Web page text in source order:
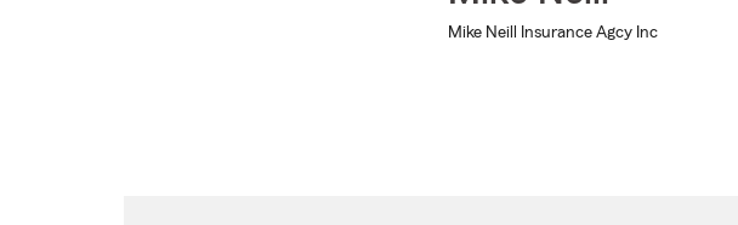
Mike Neill Insurance Agcy Inc